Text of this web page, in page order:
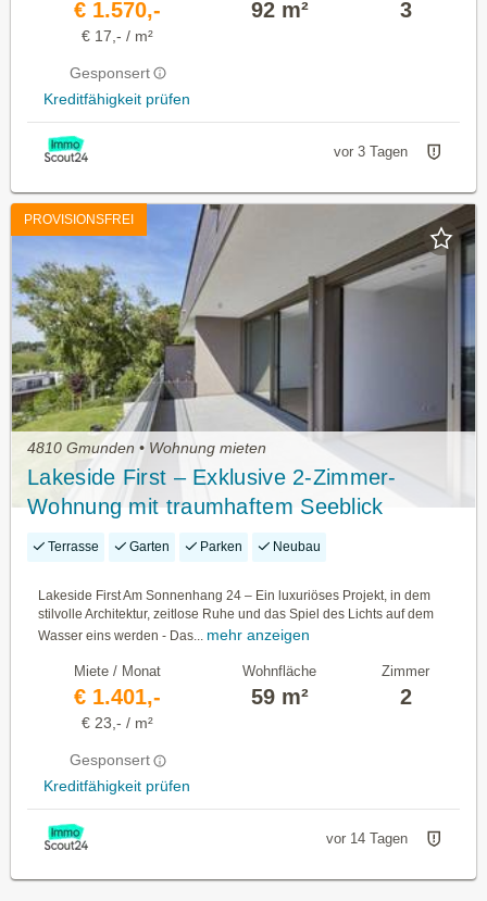
€ 1.570,-
€ 17,- / m²
Gesponsert
Kreditfähigkeit prüfen
92 m² 3
vor 3 Tagen
PROVISIONSFREI
4810 Gmunden • Wohnung mieten
Lakeside First – Exklusive 2-Zimmer-
Wohnung mit traumhaftem Seeblick
Terrasse Garten Parken Neubau
Lakeside First Am Sonnenhang 24 – Ein luxuriöses Projekt, in dem
stilvolle Architektur, zeitlose Ruhe und das Spiel des Lichts auf dem
Wasser eins werden - Das... mehr anzeigen
Miete / Monat
€ 1.401,-
€ 23,- / m²
Gesponsert
Kreditfähigkeit prüfen
Wohnfläche
59 m²
Zimmer
2
vor 14 Tagen